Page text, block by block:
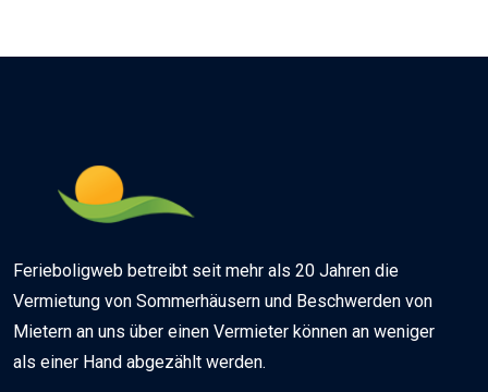
Ferieboligweb betreibt seit mehr als 20 Jahren die
Vermietung von Sommerhäusern und Beschwerden von
Mietern an uns über einen Vermieter können an weniger
als einer Hand abgezählt werden.